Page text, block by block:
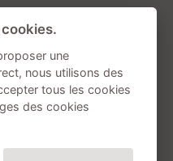
une
nous utilisons des
tous les cookies
des cookies